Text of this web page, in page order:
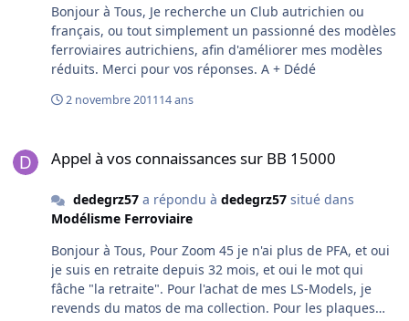
en étude, et ceux sur une seule retraite. Bonne journée
à Tous Dédé
Bonjour à Tous, Je recherche un Club autrichien ou
français, ou tout simplement un passionné des modèles
ferroviaires autrichiens, afin d'améliorer mes modèles
réduits. Merci pour vos réponses. A + Dédé
2 novembre 201114 ans
Appel à vos connaissances sur BB 15000
dedegrz57a répondu à dedegrz57situé dans
Modélisme Ferroviaire
Bonjour à Tous, Pour Zoom 45 je n'ai plus de PFA, et oui
je suis en retraite depuis 32 mois, et oui le mot qui
fâche "la retraite". Pour l'achat de mes LS-Models, je
revends du matos de ma collection. Pour les plaques